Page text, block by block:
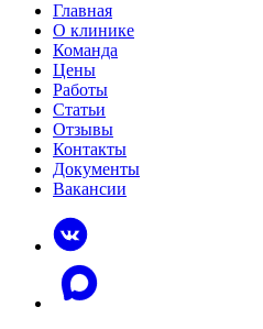
Главная
О клинике
Команда
Цены
Работы
Статьи
Отзывы
Контакты
Документы
Вакансии